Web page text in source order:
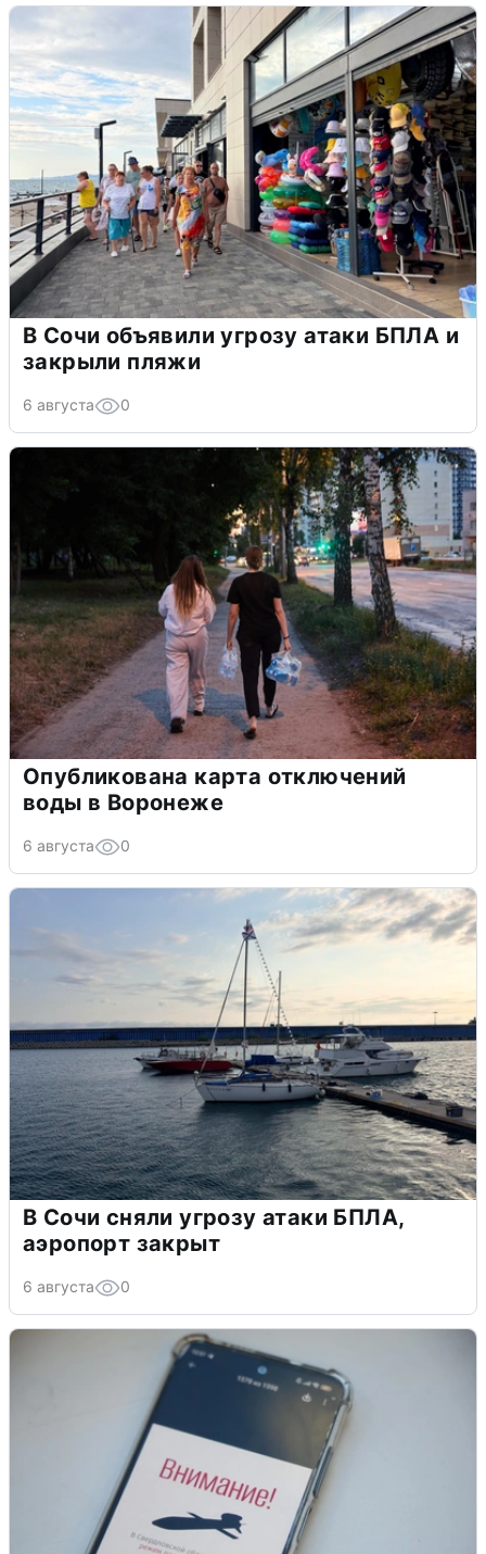
В Сочи объявили угрозу атаки БПЛА и
закрыли пляжи
6 августа 0
Опубликована карта отключений
воды в Воронеже
6 августа 0
В Сочи сняли угрозу атаки БПЛА,
аэропорт закрыт
6 августа 0